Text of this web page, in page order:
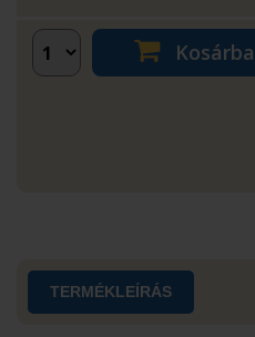
Kosárba
TERMÉKLEÍRÁS